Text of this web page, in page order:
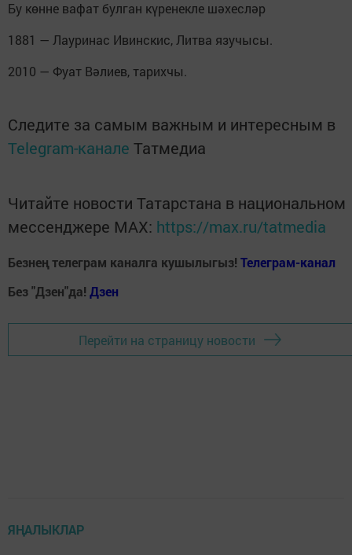
Бу көнне вафат булган күренекле шәхесләр
1881 — Лауринас Ивинскис, Литва язучысы.
2010 — Фуат Вәлиев, тарихчы.
Следите за самым важным и интересным в
Telegram-канале Татмедиа
Читайте новости Татарстана в национальном
мессенджере MАХ: https://max.ru/tatmedia
Безнең телеграм каналга кушылыгыз! Телеграм-канал
Без "Дзен"да! Дзен
Перейти на страницу новости
ЯҢАЛЫКЛАР